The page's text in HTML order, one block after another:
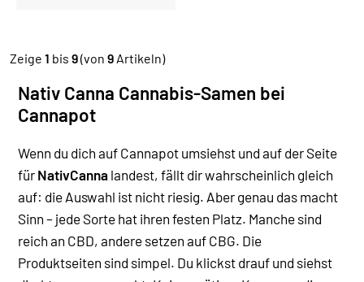
Zeige 1 bis 9(von 9 Artikeln)
Nativ Canna Cannabis-Samen bei
Cannapot
Wenn du dich auf Cannapot umsiehst und auf der Seite
für NativCanna landest, fällt dir wahrscheinlich gleich
auf: die Auswahl ist nicht riesig. Aber genau das macht
Sinn – jede Sorte hat ihren festen Platz. Manche sind
reich an CBD, andere setzen auf CBG. Die
Produktseiten sind simpel. Du klickst drauf und siehst